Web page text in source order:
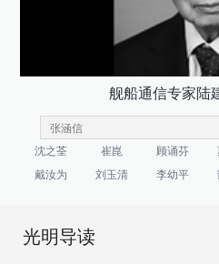
舰船通信专家陆
沈之荃 崔崑 顾诵芬
戴汝为
刘玉清 李幼平
光明导读